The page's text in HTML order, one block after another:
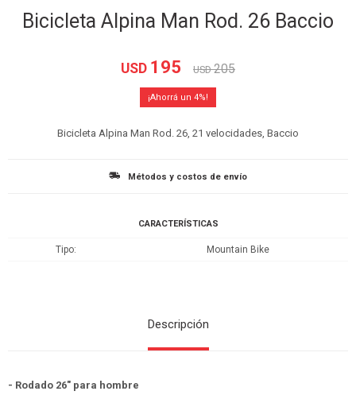
Bicicleta Alpina Man Rod. 26 Baccio
USD 195 USD 205
4
Bicicleta Alpina Man Rod. 26, 21 velocidades, Baccio
Métodos y costos de envío
CARACTERÍSTICAS
Tipo Mountain Bike
Descripción
- Rodado 26" para hombre